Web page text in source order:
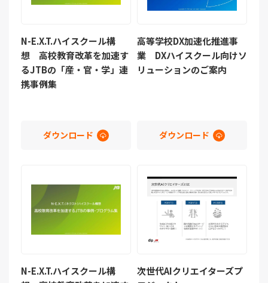
N-E.X.T.ハイスクール構
想 高校教育改革を加速す
るJTBの「産・官・学」連
携事例集
ダウンロード
高等学校DX加速化推進事
業 DXハイスクール向けソ
リューションのご案内
ダウンロード
N-E.X.T.ハイスクール構
次世代AIクリエイターズプ